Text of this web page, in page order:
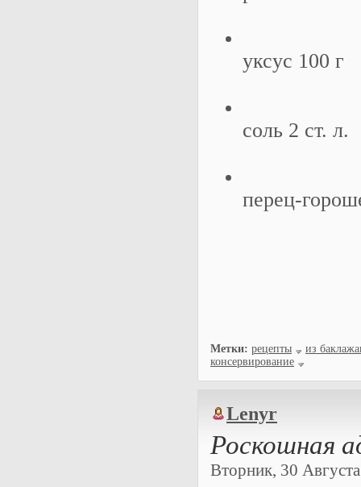
уксус 100 г
соль 2 ст. л.
перец-
Метки: рецепты
из
консервирование
Lenyr
Роскошная
Вторник, 30